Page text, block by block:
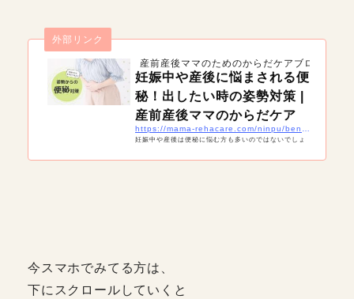
産前産後ママのためのからだケアブログ
外部リンク
妊娠中や産後に悩まされる便
秘！出したい時の姿勢対策 |
産前産後ママのからだケア
妊娠中や産後は便秘に悩む方も多いのではないでしょ
今スマホでみてる方は、
下にスクロールしていくと